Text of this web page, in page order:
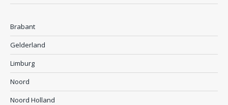
Brabant
Gelderland
Limburg
Noord
Noord Holland